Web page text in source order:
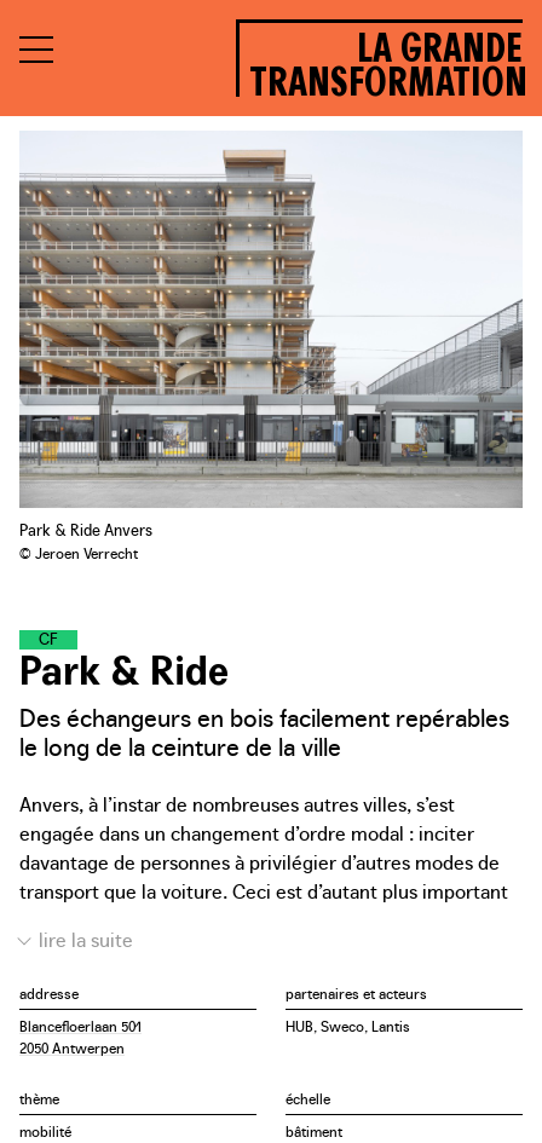
LA GRANDE
TRANSFORMATION
Park & Ride Anvers
© Jeroen Verrecht
CO
L
L
E
C
T
E
U
R
S
D
E
F
Park & Ride
Des échangeurs en bois facilement repérables
le long de la ceinture de la ville
Anvers, à l’instar de nombreuses autres villes, s’est
engagée dans un changement d’ordre modal : inciter
davantage de personnes à privilégier d’autres modes de
transport que la voiture. Ceci est d’autant plus important
raisons de sécurité, les embouteillages dans les tunnels
construire, le long du ring, des points de transfert
stratégiques où les utilisateurs peuvent laisser leur
voiture pour ensuite y prendre un tram, un bus ou un vélo
de ville (électrique). Les nouveaux parkings situés à la
périphérie de la ville auront tous la même apparence. La
addresse
Blancefloerlaan 501
2050 Antwerpen
partenaires et acteurs
HUB, Sweco, Lantis
thème
mobilité
échelle
bâtiment